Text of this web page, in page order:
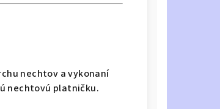
nechtov a vykonaní
nechtovú platničku.